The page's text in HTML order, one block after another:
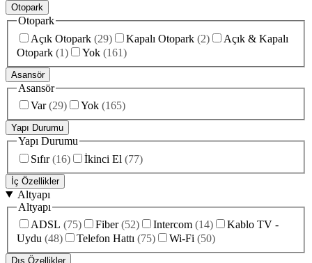
Otopark
Otopark
Açık Otopark (29) Kapalı Otopark (2)
Açık & Kapalı
Otopark (1) Yok (161)
Asansör
Asansör
Var (29) Yok (165)
Yapı Durumu
Yapı Durumu
Sıfır (16) İkinci El (77)
İç Özellikler
Altyapı
Altyapı
ADSL (75) Fiber (52) Intercom (14)
Kablo TV -
Uydu (48) Telefon Hattı (75) Wi-Fi (50)
Dış Özellikler